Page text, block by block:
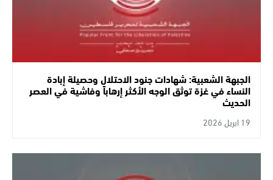
الجبهة الشعبية: شهادات جنود الاحتلال وحصيلة إبادة
النساء في غزة توثق الوجه الأكثر إرهاباً وفاشية في العصر
الحديث
19 ابريل 2026